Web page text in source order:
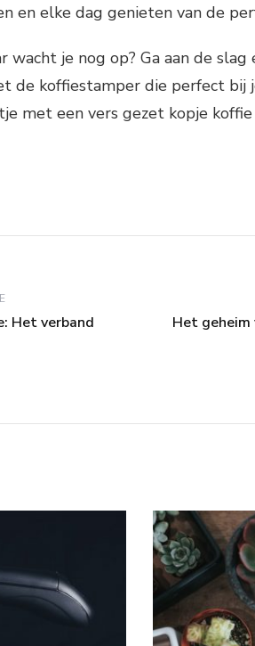
en elke dag genieten van de
wacht je nog op? Ga aan de
de koffiestamper die perfect bij
met een vers gezet kopje
Het verband
Het geheim